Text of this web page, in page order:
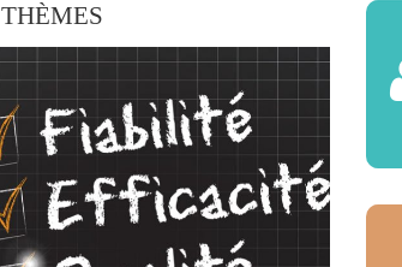
THÈMES